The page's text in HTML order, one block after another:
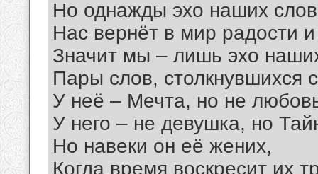
Но однажды эхо наших слов
Нас вернёт в мир радости
Значит мы – лишь эхо
Пары слов, столкнувшихся
У неё – Мечта, но не
У него – не девушка, но
Но навеки он её жених,
Когда время воскресит их